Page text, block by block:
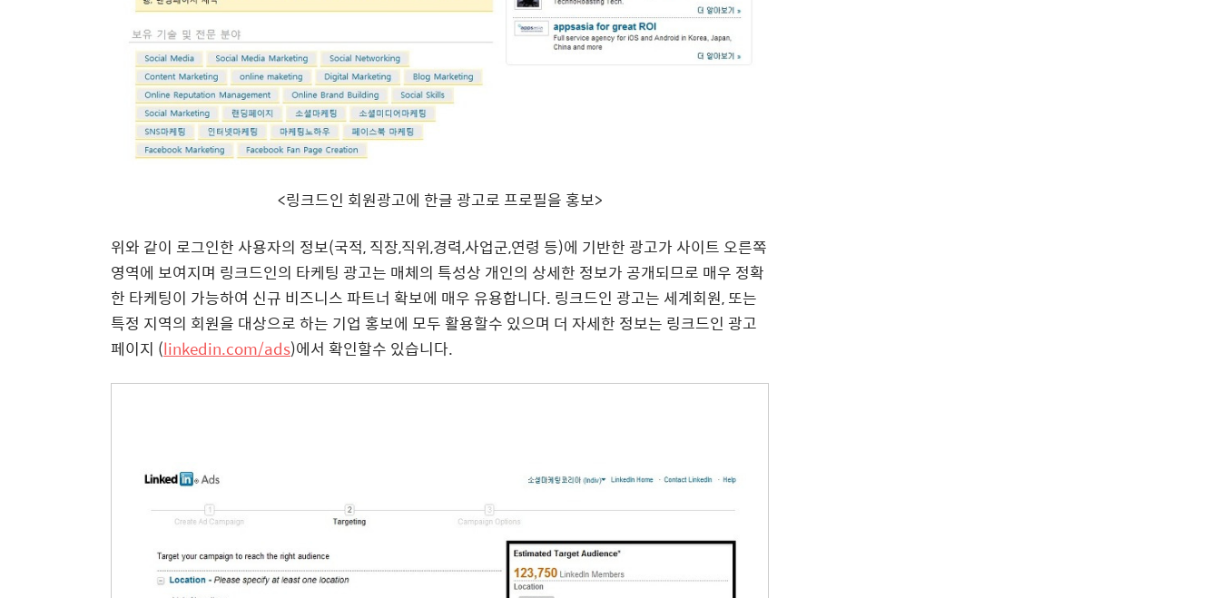
<링크드인 회원광고에 한글 광고로 프로필을 홍보>
위와 같이 로그인한 사용자의 정보(국적, 직장,직위,경력,사업군,연령 등)에 기반한 광고가 사이트 오른쪽
영역에 보여지며 링크드인의 타케팅 광고는 매체의 특성상 개인의 상세한 정보가 공개되므로 매우 정확
한 타케팅이 가능하여 신규 비즈니스 파트너 확보에 매우 유용합니다. 링크드인 광고는 세계회원, 또는
특정 지역의 회원을 대상으로 하는 기업 홍보에 모두 활용할수 있으며 더 자세한 정보는 링크드인 광고
페이지 (linkedin.com/ads)에서 확인할수 있습니다.